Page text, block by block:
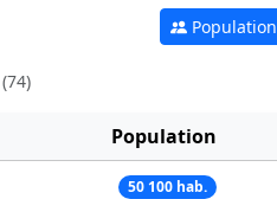
Population
Population
50 100 hab.